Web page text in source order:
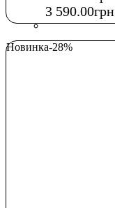
3 590.00грн
Новинка-28%